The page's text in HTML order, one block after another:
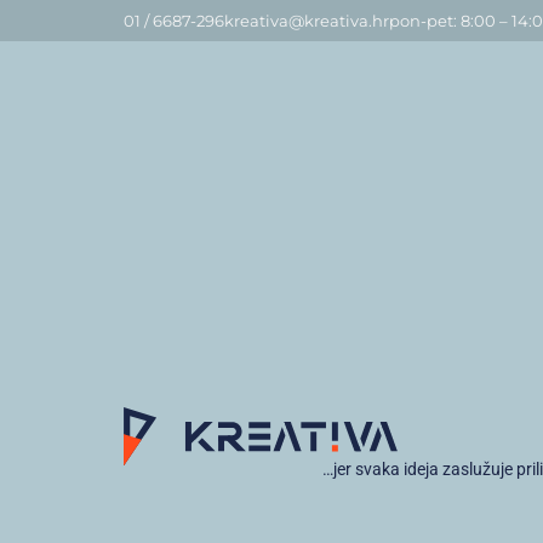
01 / 6687-296kreativa@kreativa.hrpon-pet: 8:00 –
…jer svaka ideja zaslužuje